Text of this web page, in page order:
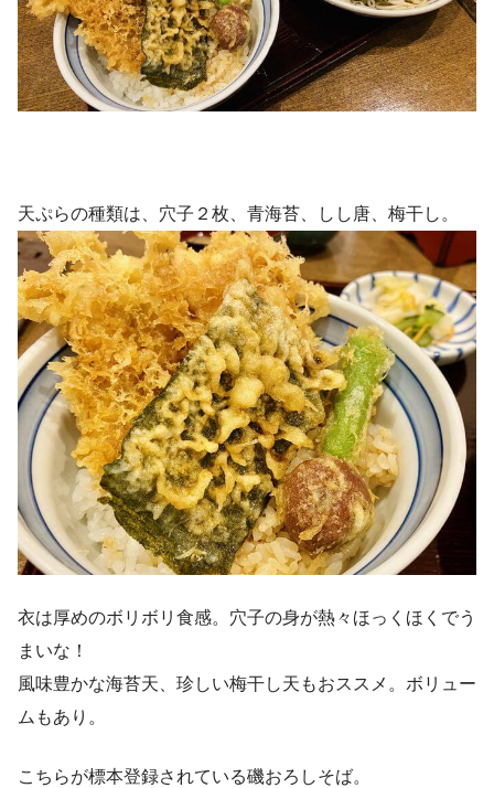
天ぷらの種類は、穴子２枚、青海苔、しし唐、梅干し。
衣は厚めのボリボリ食感。穴子の身が熱々ほっくほくでう
まいな！
風味豊かな海苔天、珍しい梅干し天もおススメ。ボリュー
ムもあり。
こちらが標本登録されている磯おろしそば。